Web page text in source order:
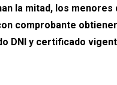
la mitad, los
comprobante
DNI y certificado